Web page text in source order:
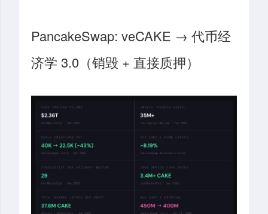
PancakeSwap: veCAKE → 代币经
济学 3.0（销毁 + 直接质押）